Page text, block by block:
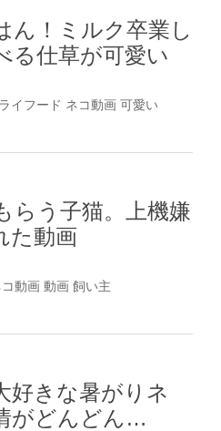
ん！ミルク卒業し
る仕草が可愛い
イフード ネコ動画 可愛い
らう子猫。上機嫌
た動画
コ動画 動画 飼い主
好きな暑がりネ
がどんどん…